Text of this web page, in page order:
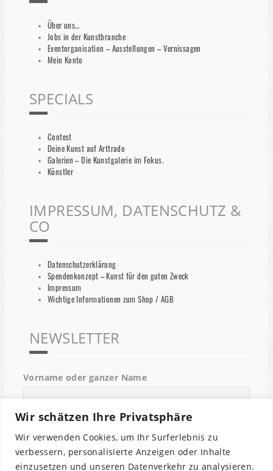
Wir schätzen Ihre Privatsphäre
Wir verwenden Cookies, um Ihr Surferlebnis zu
verbessern, personalisierte Anzeigen oder Inhalte
einzusetzen und unseren Datenverkehr zu analysieren.
Über uns…
Jobs in der Kunstbranche
Eventorganisation – Ausstellungen – Vernissagen
Mein Konto
SPECIALS
Contest
Deine Kunst auf Arttrado
Galerien – Die Kunstgalerie im Fokus.
Künstler
IMPRESSUM, DATENSCHUTZ &
CO
Datenschutzerklärung
Spendenkonzept – Kunst für den guten Zweck
Impressum
Wichtige Informationen zum Shop / AGB
NEWSLETTER
Vorname oder ganzer Name
Email